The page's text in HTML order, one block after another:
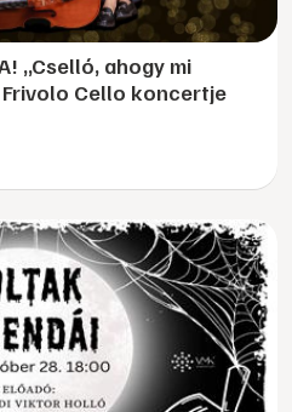
„Cselló, ahogy mi
Cello koncertje